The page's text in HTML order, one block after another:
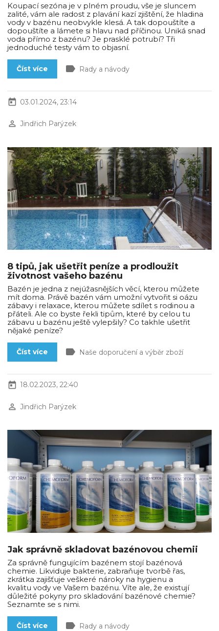
Koupací sezóna je v plném proudu, vše je sluncem
zalité, vám ale radost z plavání kazí zjištění, že hladina
vody v bazénu neobvykle klesá. A tak dopouštíte a
dopouštíte a lámete si hlavu nad příčinou. Uniká snad
voda přímo z bazénu? Je prasklé potrubí? Tři
jednoduché testy vám to objasní.
Číst více label Rady a návody
today 03.01.2024, 23:14
perm_identity Jindřich Parýzek
8 tipů, jak ušetřit peníze a prodloužit
životnost vašeho bazénu
Bazén je jedna z nejúžasnějších věcí, kterou můžete
mít doma. Právě bazén vám umožní vytvořit si oázu
zábavy i relaxace, kterou můžete sdílet s rodinou a
přáteli. Ale co byste řekli tipům, které by celou tu
zábavu u bazénu ještě vylepšily? Co takhle ušetřit
nějaké peníze?
Číst více label Naše doporučení a výběr zboží
today 18.02.2023, 22:40
perm_identity Jindřich Parýzek
Jak správně skladovat bazénovou chemii
Za správně fungujícím bazénem stojí bazénová
chemie. Likviduje bakterie, zabraňuje tvorbě řas,
zkrátka zajišťuje veškeré nároky na hygienu a
kvalitu vody ve Vašem bazénu. Víte ale, že existují
důležité pokyny pro skladování bazénové chemie?
Seznamte se s nimi.
Číst více label Rady a návody